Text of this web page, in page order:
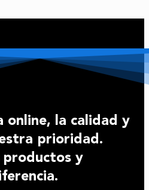
online, la calidad y
prioridad.
y